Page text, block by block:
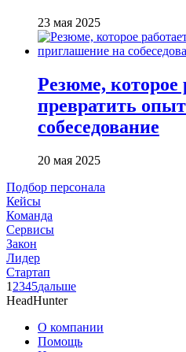
23 мая 2025
Резюме, которое
превратить
собеседование
20 мая 2025
Подбор персонала
Кейсы
Команда
Сервисы
Закон
Лидер
Стартап
1 2345дальше
HeadHunter
О компании
Помощь